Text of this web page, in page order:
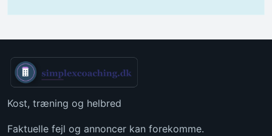
Kost, træning og helbred
Faktuelle fejl og annoncer kan forekomme.